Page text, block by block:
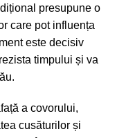
presupune o
care pot influența
este decisiv
timpului și va
a covorului,
cusăturilor și